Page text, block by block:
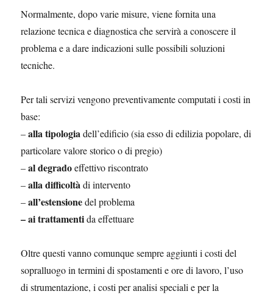
Normalmente, dopo varie misure, viene fornita una
relazione tecnica e diagnostica che servirà a conoscere il
problema e a dare indicazioni sulle possibili soluzioni
tecniche.
Per tali servizi vengono preventivamente computati i costi in
base:
–alla tipologiadell’edificio (sia esso di edilizia popolare, di
particolare valore storico o di pregio)
–al degradoeffettivo riscontrato
–alla difficoltàdi intervento
–all’estensionedel problema
– ai trattamentida effettuare
Oltre questi vanno comunque sempre aggiunti i costi del
sopralluogo in termini di spostamenti e ore di lavoro, l’uso
di strumentazione, i costi per analisi speciali e per la